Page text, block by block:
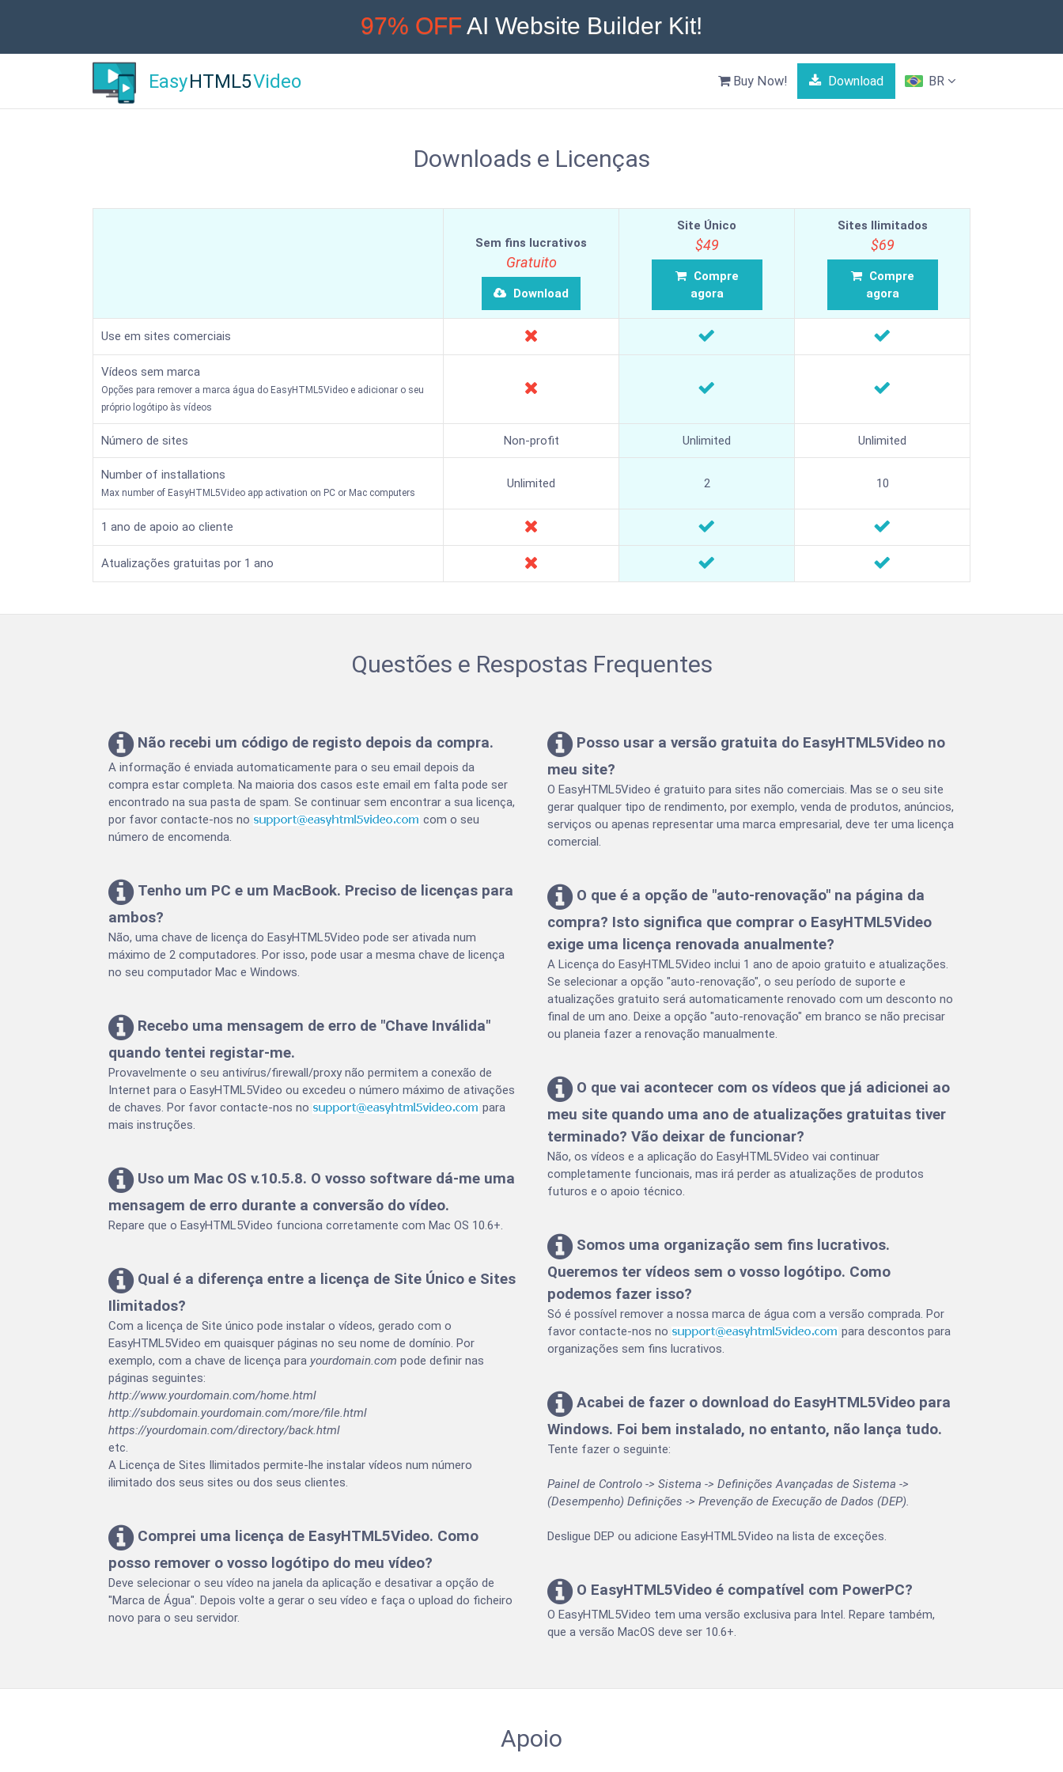
EasyHTML5Video Buy Now! Download BR
97% OFFAI Website Builder Kit!
Downloads e Licenças
Sem fins lucrativos
Gratuito
Download
Site Único
$49
Compre
agora
Sites Ilimitados
$69
Compre
agora
Use em sites comerciais
Vídeos sem marca
Opções para remover a marca água do EasyHTML5Video e adicionar o seu
próprio logótipo às vídeos
Número de sites Non-profit Unlimited Unlimited
Number of installations
Max number of EasyHTML5Video app activation on PC or Mac computers
Unlimited 2 10
1 ano de apoio ao cliente
Atualizações gratuitas por 1 ano
Questões e Respostas Frequentes
Não recebi um código de registo depois da compra.
A informação é enviada automaticamente para o seu email depois da
compra estar completa. Na maioria dos casos este email em falta pode ser
encontrado na sua pasta de spam. Se continuar sem encontrar a sua licença,
por favor contacte-nos no
com o seu
número de encomenda.
Tenho um PC e um MacBook. Preciso de licenças para
ambos?
Não, uma chave de licença do EasyHTML5Video pode ser ativada num
máximo de 2 computadores. Por isso, pode usar a mesma chave de licença
no seu computador Mac e Windows.
Recebo uma mensagem de erro de "Chave Inválida"
quando tentei registar-me.
Provavelmente o seu antivírus/firewall/proxy não permitem a conexão de
Internet para o EasyHTML5Video ou excedeu o número máximo de ativações
de chaves. Por favor contacte-nos no
para
mais instruções.
Uso um Mac OS v.10.5.8. O vosso software dá-me uma
mensagem de erro durante a conversão do vídeo.
Repare que o EasyHTML5Video funciona corretamente com Mac OS 10.6+.
Qual é a diferença entre a licença de Site Único e Sites
Ilimitados?
Com a licença de Site único pode instalar o vídeos, gerado com o
EasyHTML5Video em quaisquer páginas no seu nome de domínio. Por
exemplo, com a chave de licença para yourdomain.com pode definir nas
páginas seguintes:
http://www.yourdomain.com/home.html
http://subdomain.yourdomain.com/more/file.html
https://yourdomain.com/directory/back.html
etc.
A Licença de Sites Ilimitados permite-lhe instalar vídeos num número
ilimitado dos seus sites ou dos seus clientes.
Comprei uma licença de EasyHTML5Video. Como
posso remover o vosso logótipo do meu vídeo?
Deve selecionar o seu vídeo na janela da aplicação e desativar a opção de
"Marca de Água". Depois volte a gerar o seu vídeo e faça o upload do ficheiro
novo para o seu servidor.
Posso usar a versão gratuita do EasyHTML5Video no
meu site?
O EasyHTML5Video é gratuito para sites não comerciais. Mas se o seu site
gerar qualquer tipo de rendimento, por exemplo, venda de produtos, anúncios,
serviços ou apenas representar uma marca empresarial, deve ter uma licença
comercial.
O que é a opção de "auto-renovação" na página da
compra? Isto significa que comprar o EasyHTML5Video
exige uma licença renovada anualmente?
A Licença do EasyHTML5Video inclui 1 ano de apoio gratuito e atualizações.
Se selecionar a opção "auto-renovação", o seu período de suporte e
atualizações gratuito será automaticamente renovado com um desconto no
final de um ano. Deixe a opção "auto-renovação" em branco se não precisar
ou planeia fazer a renovação manualmente.
O que vai acontecer com os vídeos que já adicionei ao
meu site quando uma ano de atualizações gratuitas tiver
terminado? Vão deixar de funcionar?
Não, os vídeos e a aplicação do EasyHTML5Video vai continuar
completamente funcionais, mas irá perder as atualizações de produtos
futuros e o apoio técnico.
Somos uma organização sem fins lucrativos.
Queremos ter vídeos sem o vosso logótipo. Como
podemos fazer isso?
Só é possível remover a nossa marca de água com a versão comprada. Por
favor contacte-nos no
para descontos para
organizações sem fins lucrativos.
Acabei de fazer o download do EasyHTML5Video para
Windows. Foi bem instalado, no entanto, não lança tudo.
Tente fazer o seguinte:
Painel de Controlo -> Sistema -> Definições Avançadas de Sistema ->
(Desempenho) Definições -> Prevenção de Execução de Dados (DEP).
Desligue DEP ou adicione EasyHTML5Video na lista de exceções.
O EasyHTML5Video é compatível com PowerPC?
O EasyHTML5Video tem uma versão exclusiva para Intel. Repare também,
que a versão MacOS deve ser 10.6+.
Apoio